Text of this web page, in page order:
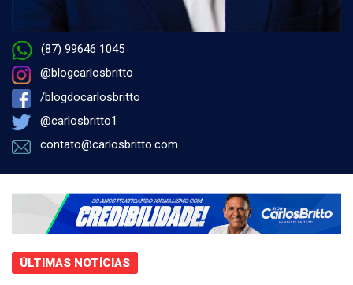
(87) 99646 1045
@blogcarlosbritto
/blogdocarlosbritto
@carlosbritto1
contato@carlosbritto.com
ÚLTIMAS NOTÍCIAS